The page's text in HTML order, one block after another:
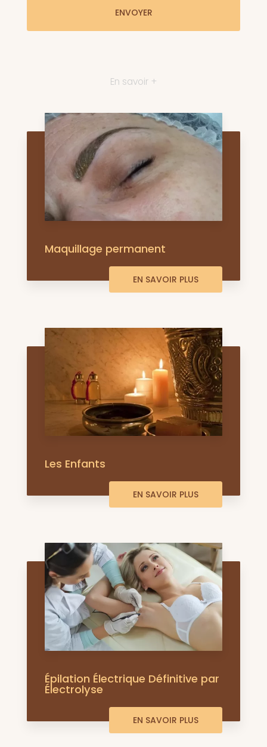
En savoir +
Maquillage permanent
EN SAVOIR PLUS
Les Enfants
EN SAVOIR PLUS
Épilation Électrique Définitive par
Électrolyse
EN SAVOIR PLUS